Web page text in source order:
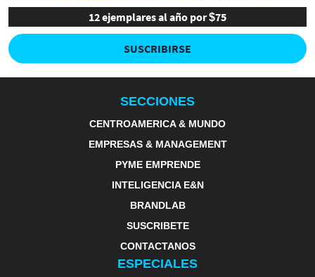
12 ejemplares al año por $75
SUSCRIBIRSE
SECCIONES
CENTROAMERICA & MUNDO
EMPRESAS & MANAGEMENT
PYME EMPRENDE
INTELIGENCIA E&N
BRANDLAB
SUSCRIBETE
CONTACTANOS
ESPECIALES